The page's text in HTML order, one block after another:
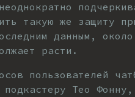
такую же защиту
данным,
расти.
пользователей
Тео